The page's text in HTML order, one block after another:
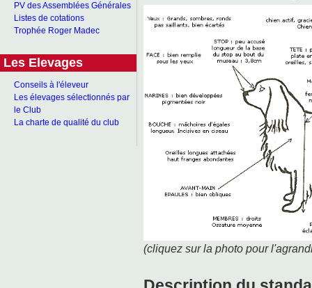
PV des Assemblées Générales
Listes de cotations
Trophée Roger Madec
Les Elevages
Conseils à l'éleveur
Les élevages sélectionnés par
le Club
La charte de qualité du club
(cliquez sur la photo pour